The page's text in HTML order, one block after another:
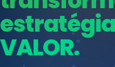
Consultoria, auditoria e
ISO 27701, ISO 42001, ISO
14001, ISO 45001, ONA e
Índices de Mercado
Mudanças Climáticas
Reputação e Cadeia
Reporte Regulatório